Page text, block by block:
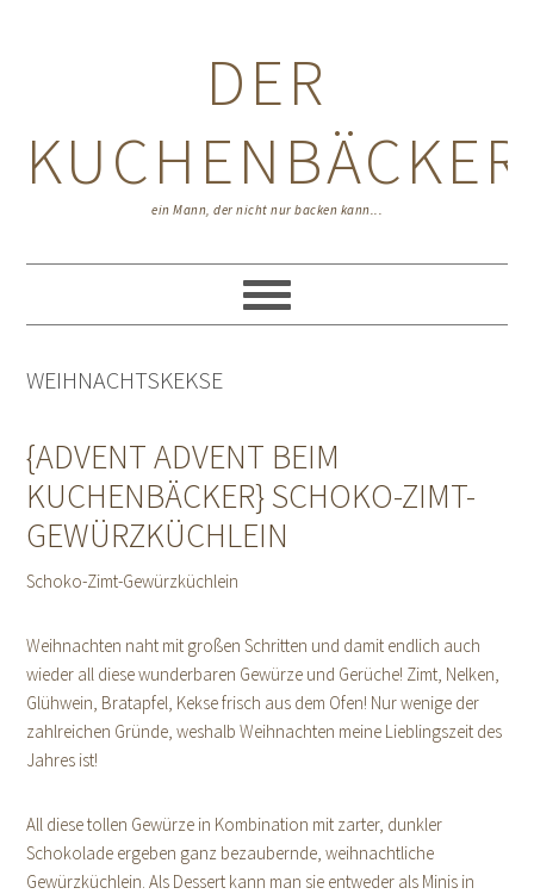
DER
KUCHENBÄCKER
ein Mann, der nicht nur backen kann...
WEIHNACHTSKEKSE
{ADVENT ADVENT BEIM
KUCHENBÄCKER} SCHOKO-ZIMT-
GEWÜRZKÜCHLEIN
Schoko-Zimt-Gewürzküchlein
Weihnachten naht mit großen Schritten und damit endlich auch
wieder all diese wunderbaren Gewürze und Gerüche! Zimt, Nelken,
Glühwein, Bratapfel, Kekse frisch aus dem Ofen! Nur wenige der
zahlreichen Gründe, weshalb Weihnachten meine Lieblingszeit des
Jahres ist!
All diese tollen Gewürze in Kombination mit zarter, dunkler
Schokolade ergeben ganz bezaubernde, weihnachtliche
Gewürzküchlein. Als Dessert kann man sie entweder als Minis in